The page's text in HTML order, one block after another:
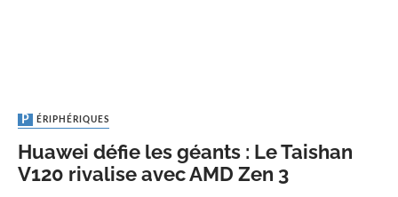
PÉRIPHÉRIQUES
Huawei défie les géants : Le Taishan
V120 rivalise avec AMD Zen 3